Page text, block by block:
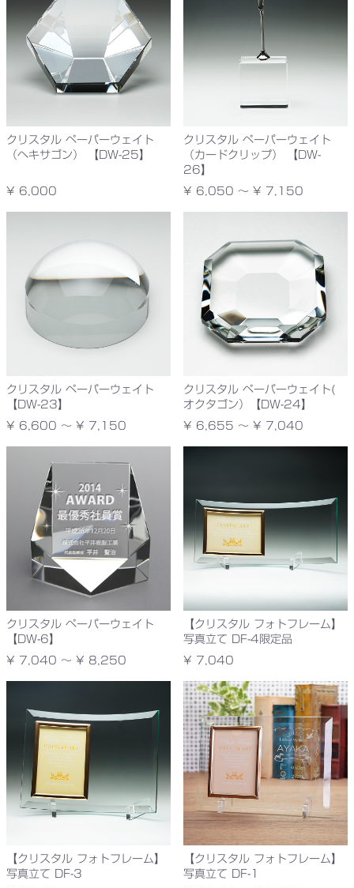
クリスタル ペーパーウェイト
（ヘキサゴン） 【DW-25】
¥ 6,000
クリスタル ペーパーウェイト
（カードクリップ） 【DW-
26】
¥ 6,050 ～ ¥ 7,150
クリスタル ペーパーウェイト
【DW-23】
¥ 6,600 ～ ¥ 7,150
クリスタル ペーパーウェイト(
オクタゴン）【DW-24】
¥ 6,655 ～ ¥ 7,040
クリスタル ペーパーウェイト
【DW-6】
¥ 7,040 ～ ¥ 8,250
【クリスタル フォトフレーム】
写真立て DF-4限定品
¥ 7,040
【クリスタル フォトフレーム】
写真立て DF-3
【クリスタル フォトフレーム】
写真立て DF-1